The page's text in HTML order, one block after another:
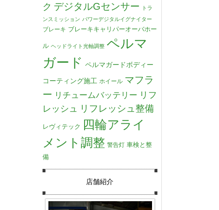
ク デジタルGセンサー
トラ
ンスミッション パワーデジタルイグナイター
ブレーキ ブレーキキャリパーオーバホー
ル ヘッドライト光軸調整 ペルマ
ガード ペルマガードボディー
コーティング施工 ホイール マフラ
ー リチュームバッテリー リフ
レッシュ
リフレッシュ整備
レヴィテック 四輪アライ
メント調整 警告灯 車検と整
備
店舗紹介